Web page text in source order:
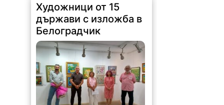
Художници от 15
държави с изложба в
Белоградчик